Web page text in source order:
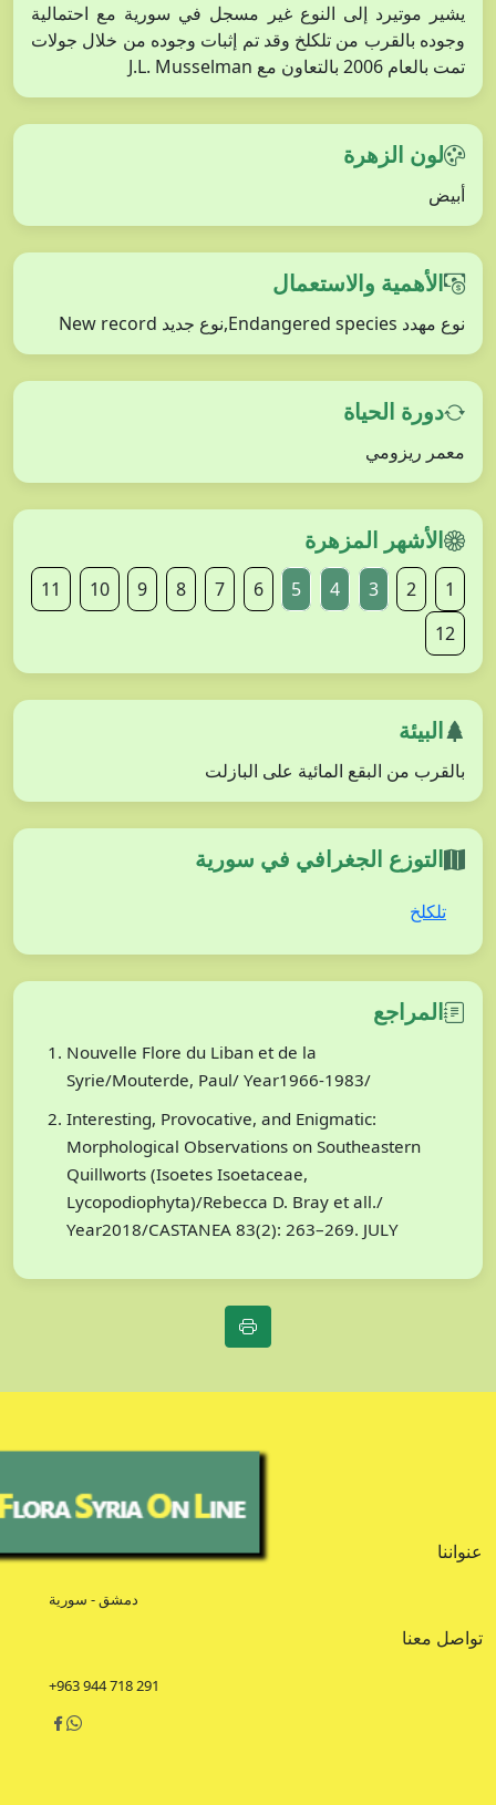
يشير موتيرد إلى النوع غير مسجل في سورية مع احتمالية
وجوده بالقرب من تلكلخ وقد تم إثبات وجوده من خلال جولات
تمت بالعام 2006 بالتعاون مع J.L. Musselman
لون الزهرة
أبيض
الأهمية والاستعمال
نوع مهدد Endangered species,نوع جديد New record
دورة الحياة
معمر ريزومي
الأشهر المزهرة
1
2
3
4
5
6
7
8
9
10
11
12
البيئة
بالقرب من البقع المائية على البازلت
التوزع الجغرافي في سورية
تلكلخ
المراجع
Nouvelle Flore du Liban et de la
Syrie/Mouterde, Paul/ Year1966-1983/
Interesting, Provocative, and Enigmatic:
Morphological Observations on Southeastern
Quillworts (Isoetes Isoetaceae,
Lycopodiophyta)/Rebecca D. Bray et all./
Year2018/CASTANEA 83(2): 263–269. JULY
عنواننا
دمشق - سورية
تواصل معنا
+963 944 718 291